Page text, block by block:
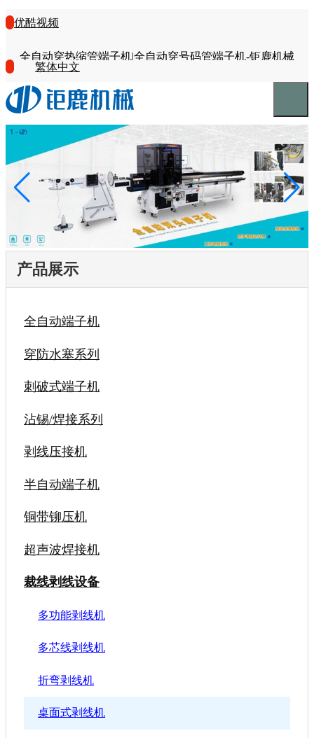
优酷视频
全自动穿热缩管端子机|全自动穿号码管端子机-钜鹿机械
繁体中文
产品展示
全自动端子机
穿防水塞系列
刺破式端子机
沾锡/焊接系列
剥线压接机
半自动端子机
铜带铆压机
超声波焊接机
裁线剥线设备
多功能剥线机
多芯线剥线机
折弯剥线机
桌面式剥线机